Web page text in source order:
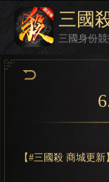
三國
三國身份
【#三國殺 商城更